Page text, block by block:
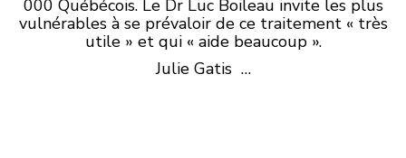
000 Québécois. Le Dr Luc Boileau invite les plus
vulnérables à se prévaloir de ce traitement « très
utile » et qui « aide beaucoup ».
Julie Gatis …